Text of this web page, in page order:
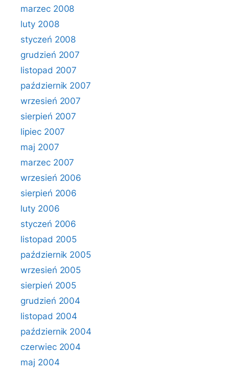
marzec 2008
luty 2008
styczeń 2008
grudzień 2007
listopad 2007
październik 2007
wrzesień 2007
sierpień 2007
lipiec 2007
maj 2007
marzec 2007
wrzesień 2006
sierpień 2006
luty 2006
styczeń 2006
listopad 2005
październik 2005
wrzesień 2005
sierpień 2005
grudzień 2004
listopad 2004
październik 2004
czerwiec 2004
maj 2004